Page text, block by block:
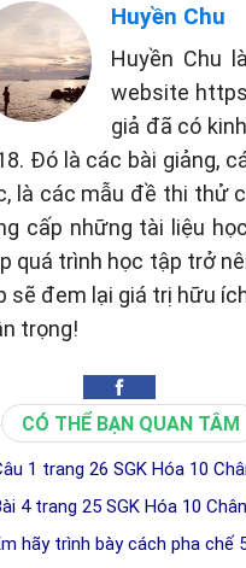
Huyền Chu
Huyền Chu
website
giả đã có
Đó là các bài giảng,
là các mẫu đề thi thử
cấp những tài liệu
quá trình học tập trở
sẽ đem lại giá trị hữu
trọng!
CÓ THỂ BẠN QUAN TÂM
1 trang 26 SGK Hóa 10
4 trang 25 SGK Hóa 10
hãy trình bày cách pha chế